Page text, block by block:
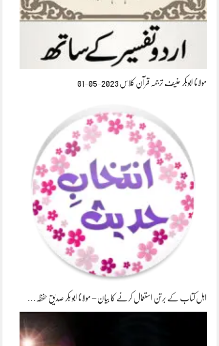
مولانا ابوبکر حنیف ترجمہ قرآن کلاس 2023-05-01
اہل کتاب کے برتن استعمال کرنے کا بیان – مولانا ابو بکر صدیق حفظہ…